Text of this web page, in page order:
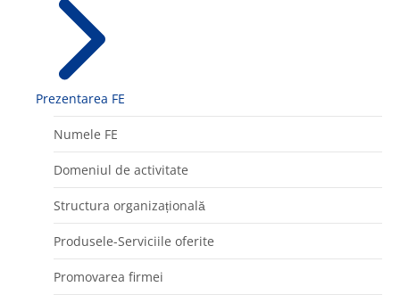
Prezentarea FE
Numele FE
Domeniul de activitate
Structura organizațională
Produsele-Serviciile oferite
Promovarea firmei